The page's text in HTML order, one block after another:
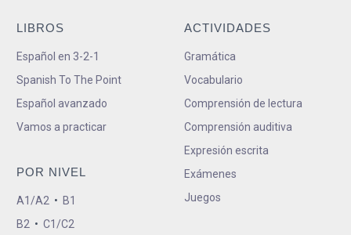
LIBROS
Español en 3-2-1
Spanish To The Point
Español avanzado
Vamos a practicar
POR NIVEL
A1/A2 • B1
B2 • C1/C2
ACTIVIDADES
Gramática
Vocabulario
Comprensión de lectura
Comprensión auditiva
Expresión escrita
Exámenes
Juegos